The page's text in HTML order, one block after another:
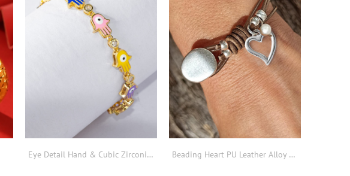
Eye Detail Hand & Cubic Zirconia Decor Bracelet Beading Heart PU Leather Alloy Bracelet